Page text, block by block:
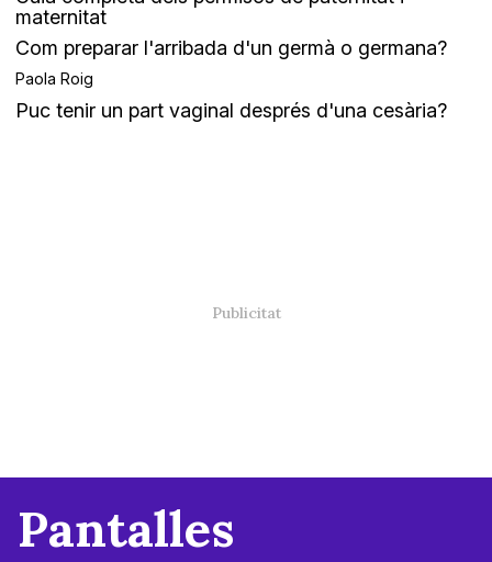
maternitat
Com preparar l'arribada d'un germà o germana?
Paola Roig
Puc tenir un part vaginal després d'una cesària?
Pantalles